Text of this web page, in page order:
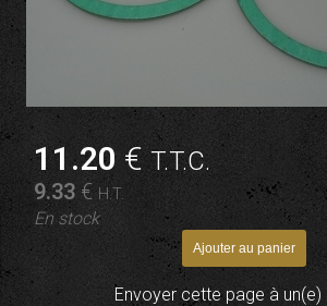
11 .20 €T.T.C.
9.33 €H.T.
En stock
Envoyer cette page à un(e)